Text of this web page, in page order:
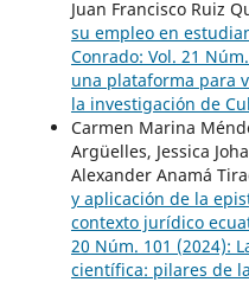
Juan Francisco Ruiz
su empleo en
Conrado: Vol. 21
una plataforma para
la investigación de
Carmen Marina
Argüelles, Jessica
Alexander Anamá
y aplicación de la
contexto jurídico
20 Núm. 101 (2024):
científica: pilares de